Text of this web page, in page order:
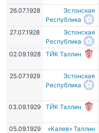
26.07.1928
Эстонская
Республика
27.07.1928
Эстонская
Республика
02.09.1928
ТЙК Таллин
25.07.1929
Эстонская
Республика
03.09.1929
ТЙК Таллин
05.09.1929
«Калев» Таллин